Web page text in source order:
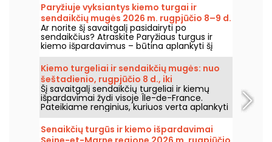
Paryžiuje vyksiantys kiemo turgai ir
sendaikčių mugės 2026 m. rugpjūčio 8–9 d.
– savaitgalio programa
Ar norite šį savaitgalį pasidairyti po
sendaikčius? Atraskite Paryžiaus turgus ir
kiemo išpardavimus – būtina aplankyti šį
šeštadienį, rugpjūčio 8 d., ir sekmadienį,
rugpjūčio 9 d., 2026 m., kad susigrąžintumėte
gerų sandorių ir įsigijimų.
Kiemo turgeliai ir sendaikčių mugės: nuo
šeštadienio, rugpjūčio 8 d., iki
sekmadienio, rugpjūčio 9 d., 2026 m.
Paryžiuje ir Île-de-France regione –
savaitgalio programa
Šį savaitgalį sendaikčių turgeliai ir kiemų
išpardavimai žydi visoje Île-de-France.
Pateikiame renginius, kuriuos verta aplankyti
šį šeštadienį 8-ąją ir sekmadienį 9-ąją
rugpjūčio 2026 m., ieškant senienų, dairantis
po stallus ir galbūt atrandant retą perlą.
Senaikčių turgūs ir kiemo išpardavimai